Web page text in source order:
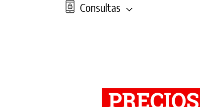
Consultas